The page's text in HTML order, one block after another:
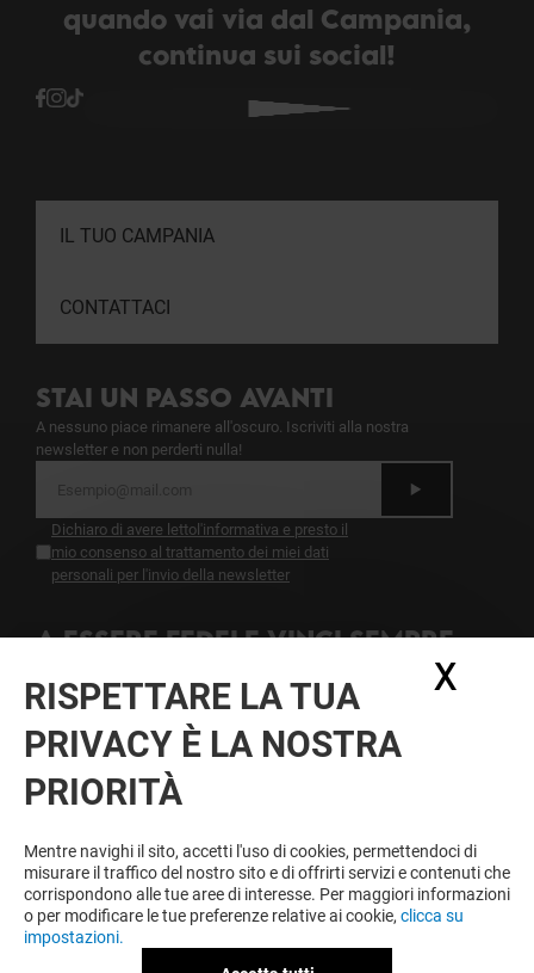
quando vai via dal Campania,
continua sui social!
IL TUO CAMPANIA
CONTATTACI
STAI UN PASSO AVANTI
A nessuno piace rimanere all'oscuro. Iscriviti alla nostra
newsletter e non perderti nulla!
Dichiaro di avere letto l'informativa e presto il
mio consenso al trattamento dei miei dati
personali per l'invio della newsletter
A ESSERE FEDELE VINCI SEMPRE
tutto l'anno di vantaggi, offerte e servizi esclusivi a
Campania e presso i nostri partner.
Informativa sulla privacy
Informativa Sulla Newsletter
Informativa contatti e affitto spazi
Informativa questionario di gradimento
Informativa sui cookies
RISPETTARE LA TUA
PRIVACY È LA NOSTRA
PRIORITÀ
Mentre navighi il sito, accetti l'uso di cookies, permettendoci di
misurare il traffico del nostro sito e di offrirti servizi e contenuti che
corrispondono alle tue aree di interesse. Per maggiori informazioni
o per modificare le tue preferenze relative ai cookie, clicca su
impostazioni.
X